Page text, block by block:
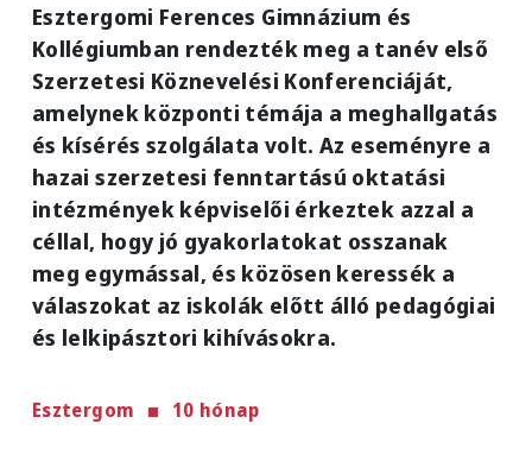
Esztergomi Ferences Gimnázium és
Kollégiumban rendezték meg a tanév első
Szerzetesi Köznevelési Konferenciáját,
amelynek központi témája a meghallgatás
és kísérés szolgálata volt. Az eseményre a
hazai szerzetesi fenntartású oktatási
intézmények képviselői érkeztek azzal a
céllal, hogy jó gyakorlatokat osszanak
meg egymással, és közösen keressék a
válaszokat az iskolák előtt álló pedagógiai
és lelkipásztori kihívásokra.
Esztergom 10 hónap